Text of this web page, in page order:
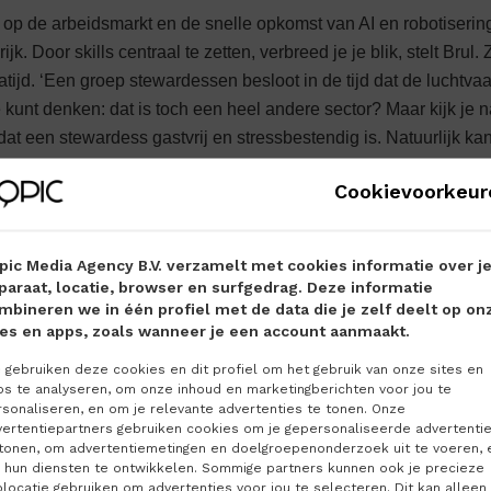
Media Agency B.V. verzamelt met cookies informatie over je
locatie, browser en surfgedrag. Deze informatie
we in één profiel met de data die je zelf deelt op
en apps, zoals wanneer je een account aanmaakt.
gebruiken deze cookies en dit profiel om het gebruik van onze sites en
te analyseren, om onze inhoud en marketingberichten voor jou te
en om je relevante advertenties te tonen. Onze
gebruiken cookies om je gepersonaliseerde
om advertentiemetingen en doelgroepenonderzoek uit te voeren,
hun diensten te ontwikkelen. Sommige partners kunnen ook je precieze
gebruiken om advertenties voor jou te selecteren. Dit kan alleen
de arbeidsmarkt en de snelle opkomst van AI en
Door skills centraal te zetten, verbreed je je blik, stelt Brul.
‘Een groep stewardessen besloot in de tijd dat de
denken: dat is toch een heel andere sector? Maar kijk je
een stewardess gastvrij en stressbestendig is. Natuurlijk
maar er is genoeg ander werk. Door te kijken naar
worden talenten beter zichtbaar. Veel mensen hebben van
Iemand die zich in vrije tijd inzet voor vrijwilligerswerk of
dan hij of zij op het werk kan laat zien.’ Met de krapte op
mensen die niet in het functieprofiel passen een kans te
ze gaan doen. Sectoren als de bouw en metaalelektro,
werkgevers bieden scholings- en ontwikkelbudgetten,
vertelt Brul. ‘Het is aan jou als organisatie om je mensen te
voor inzetten. Dat maakt inzichtelijk wat iemand
Al is het natuurlijk uiteindelijk de werknemer zelf die
en duurzame inzetbaarheid geldt dezelfde
is het de vraag of hij of zij dat tot het pensioen volhoudt. Dus